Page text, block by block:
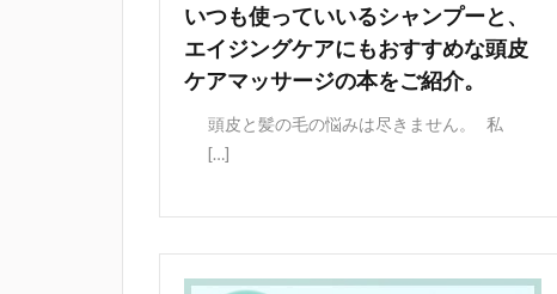
いつも使っていいるシャンプーと、
エイジングケアにもおすすめな頭皮
ケアマッサージの本をご紹介。
頭皮と髪の毛の悩みは尽きません。 私
[…]